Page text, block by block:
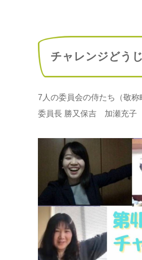
チャレンジどう
7人の委員会の侍たち（敬称
委員長 勝又保吉 加瀬充